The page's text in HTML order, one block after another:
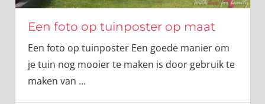
Een foto op tuinposter op maat
Een foto op tuinposter Een goede manier om
je tuin nog mooier te maken is door gebruik te
maken van …